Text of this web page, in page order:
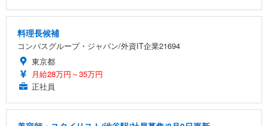
料理長候補
コンパスグループ・ジャパン/外資IT企業21694
東京都
月給28万円～35万円
正社員